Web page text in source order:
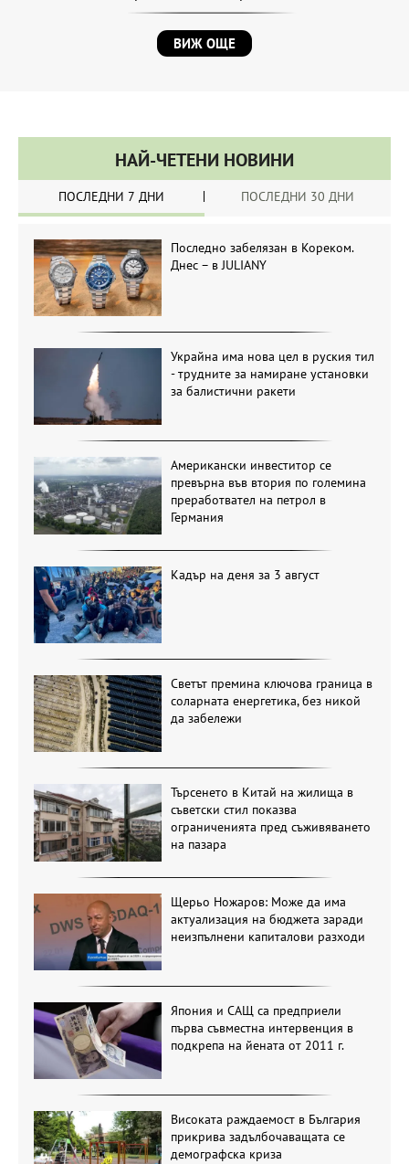
ВИЖ ОЩЕ
НАЙ-ЧЕТЕНИ НОВИНИ
ПОСЛЕДНИ 7 ДНИ ПОСЛЕДНИ 30 ДНИ
Последно забелязан в Кореком.
Днес – в JULIANY
Украйна има нова цел в руския тил
- трудните за намиране установки
за балистични ракети
Американски инвеститор се
превърна във втория по големина
преработвател на петрол в
Германия
Кадър на деня за 3 август
Светът премина ключова граница в
соларната енергетика, без никой
да забележи
Търсенето в Китай на жилища в
съветски стил показва
ограниченията пред съживяването
на пазара
Щерьо Ножаров: Може да има
актуализация на бюджета заради
неизпълнени капиталови разходи
Япония и САЩ са предприели
първа съвместна интервенция в
подкрепа на йената от 2011 г.
Високата раждаемост в България
прикрива задълбочаващата се
демографска криза